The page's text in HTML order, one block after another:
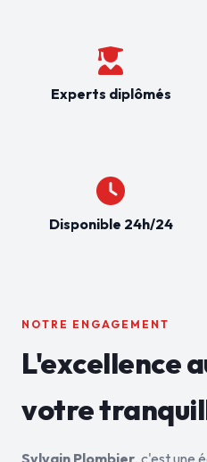
Experts diplômés
Disponible 24h/24
NOTRE ENGAGEMENT
L'excellence
votre
Sylvain Plombier, c'est une